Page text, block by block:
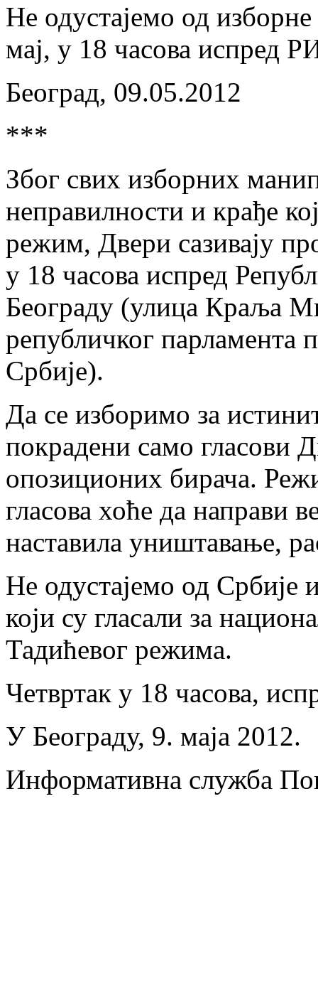
Не одустајемо од
мај, у 18 часова испред
Београд, 09.05.2012
***
Због свих изборних
неправилности и крађе
режим, Двери сазивају
у 18 часова испред
Београду (улица Краља
републичког парламента
Србије).
Да се изборимо за
покрадени само гласови
опозиционих бирача.
гласова хоће да направи
наставила уништавање,
Не одустајемо од Србије
који су гласали за
Тадићевог режима.
Четвртак у 18 часова,
У Београду, 9. маја 2012.
Информативна служба